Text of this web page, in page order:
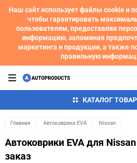
Наш сайт использует файлы cookie и
чтобы гарантировать
пользователям, предоставляя
информацию, запоминая
маркетинга и продукции, а также
правильную
КАТАЛОГ
Главная Автоковрики EVA Nissan
Автоковрики EVA для
заказ